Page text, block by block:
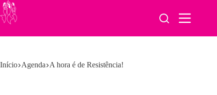
Pular
para
o
Início Agenda A hora é de Resistência!